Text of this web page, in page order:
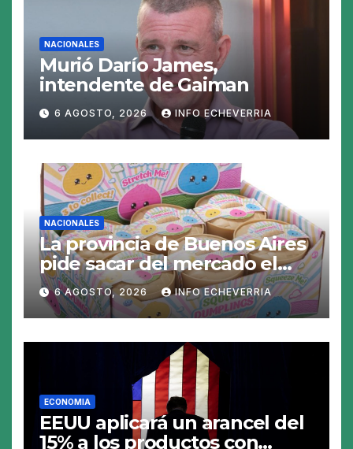
NACIONALES
Murió Darío James,
intendente de Gaiman
6 AGOSTO, 2026 INFO ECHEVERRIA
NACIONALES
La provincia de Buenos Aires
pide sacar del mercado el
«Squeezy Dumpling», un
juguete «tóxico»
6 AGOSTO, 2026 INFO ECHEVERRIA
ECONOMIA
EEUU aplicará un arancel del
15% a los productos con